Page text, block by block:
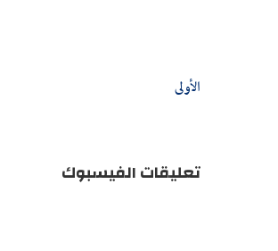
الأولى
تعليقات الفيسبوك